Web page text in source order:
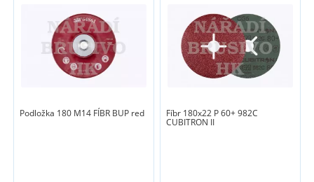
Podložka 180 M14 FÍBR BUP red Fíbr 180x22 P 60+ 982C
CUBITRON II